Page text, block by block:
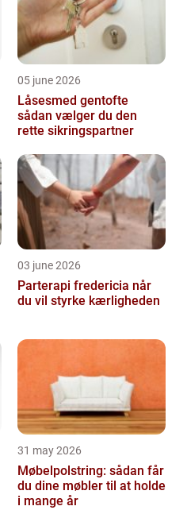
05 june 2026
Låsesmed gentofte
sådan vælger du den
rette sikringspartner
03 june 2026
Parterapi fredericia når
du vil styrke kærligheden
31 may 2026
Møbelpolstring: sådan får
du dine møbler til at holde
i mange år